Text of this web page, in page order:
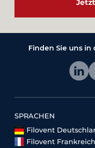
Finden Sie uns
SPRACHEN
Filovent
Filovent Frankreich